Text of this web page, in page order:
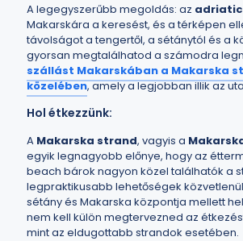
A legegyszerűbb megoldás: az
Makarskára a keresést, és a térképen
távolságot a tengertől, a sétánytól és a
gyorsan megtalálhatod a számodra
szállást Makarskában a Makarska
közelében, amely a legjobban illik az
Hol étkezzünk:
A Makarska strand, vagyis a
egyik legnagyobb előnye, hogy az
beach bárok nagyon közel találhatók a
legpraktikusabb lehetőségek
sétány és Makarska központja mellett
nem kell külön megtervezned az
mint az eldugottabb strandok esetében.